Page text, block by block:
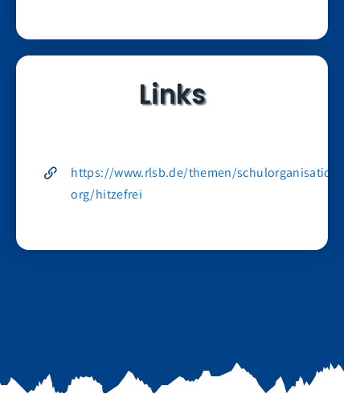
Links
https://www.rlsb.de/themen/schulorganisation/u-
org/hitzefrei